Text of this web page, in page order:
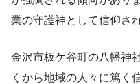
業の守護神として信仰さ
金沢市板ケ谷町の八幡神
くから地域の人々に篤く